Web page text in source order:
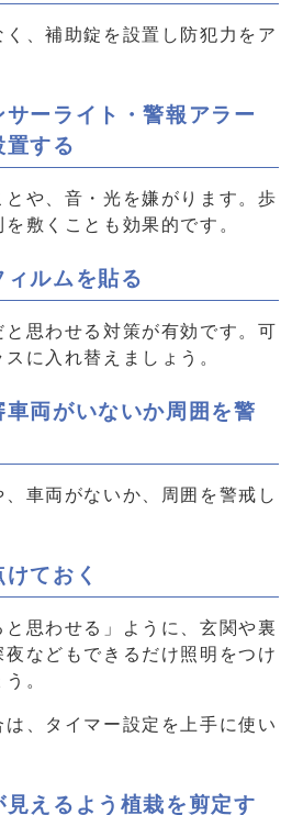
、補助錠を設置し防犯力をア
サーライト・警報アラー
置する
や、音・光を嫌がります。歩
敷くことも効果的です。
ルムを貼る
思わせる対策が有効です。可
に入れ替えましょう。
両がいないか周囲を警
車両がないか、周囲を警戒し
ておく
思わせる」ように、玄関や裏
などもできるだけ照明をつけ
。
、タイマー設定を上手に使い
えるよう植栽を剪定す